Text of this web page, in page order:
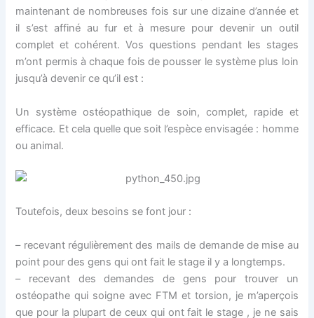
maintenant de nombreuses fois sur une dizaine d’année et
il s’est affiné au fur et à mesure pour devenir un outil
complet et cohérent. Vos questions pendant les stages
m’ont permis à chaque fois de pousser le système plus loin
jusqu’à devenir ce qu’il est :
Un système ostéopathique de soin, complet, rapide et
efficace. Et cela quelle que soit l’espèce envisagée : homme
ou animal.
Toutefois, deux besoins se font jour :
– recevant régulièrement des mails de demande de mise au
point pour des gens qui ont fait le stage il y a longtemps.
– recevant des demandes de gens pour trouver un
ostéopathe qui soigne avec FTM et torsion, je m’aperçois
que pour la plupart de ceux qui ont fait le stage , je ne sais